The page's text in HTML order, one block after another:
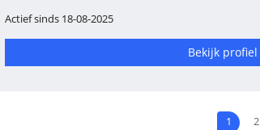
Actief sinds 18-08-2025
Bekijk profiel
1 2